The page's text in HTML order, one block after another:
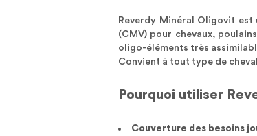
Reverdy Minéral Oligovit est
(CMV) pour chevaux,
oligo-éléments très
Convient à tout type de
Pourquoi utiliser
Couverture des besoins